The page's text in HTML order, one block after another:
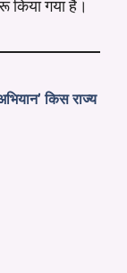
गया है।
किस राज्य